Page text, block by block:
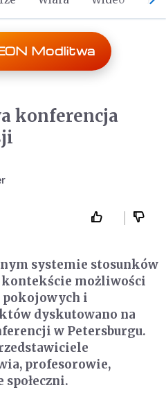
Modlitwa
konferencja
systemie stosunków
możliwości
pokojowych i
dyskutowano na
w Petersburgu.
profesorowie,
społeczni.